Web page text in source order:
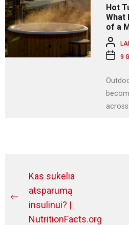
Hot
What
of a
9
Navigacija
tarp
įrašų
Previous
post:
Kas sukelia
atsparumą
insulinui? |
NutritionFacts.org